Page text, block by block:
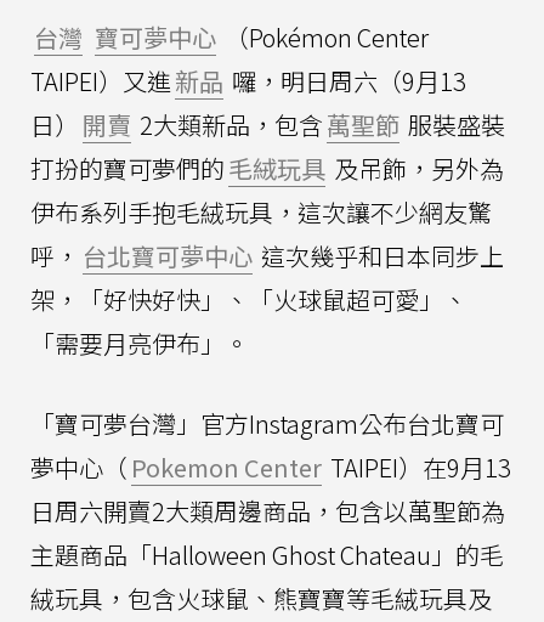
台灣 寶可夢中心
（Pokémon Center
TAIPEI）又進新品 囉，明日周六（9月13
日）
開賣 2大類新品，包含萬聖節 服裝盛裝
打扮的寶可夢們的毛絨玩具 及吊飾，另外為
伊布系列手抱毛絨玩具，這次讓不少網友驚
呼， 台北寶可夢中心 這次幾乎和日本同步上
架，「好快好快」、「火球鼠超可愛」、
「需要月亮伊布」。
「寶可夢台灣」官方Instagram公布台北寶可
夢中心（ Pokemon Center TAIPEI）在9月13
日周六開賣2大類周邊商品，包含以萬聖節為
主題商品「Halloween Ghost Chateau」的毛
絨玩具，包含火球鼠、熊寶寶等毛絨玩具及